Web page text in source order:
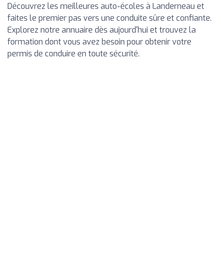
Découvrez les meilleures auto-écoles à Landerneau et
faites le premier pas vers une conduite sûre et confiante.
Explorez notre annuaire dès aujourd'hui et trouvez la
formation dont vous avez besoin pour obtenir votre
permis de conduire en toute sécurité.